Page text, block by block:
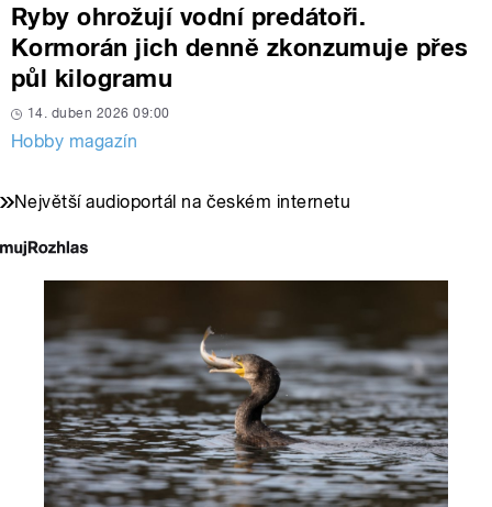
Ryby ohrožují vodní predátoři.
Kormorán jich denně zkonzumuje přes
půl kilogramu
14. duben 2026 09:00
Hobby magazín
Největší audioportál na českém internetu